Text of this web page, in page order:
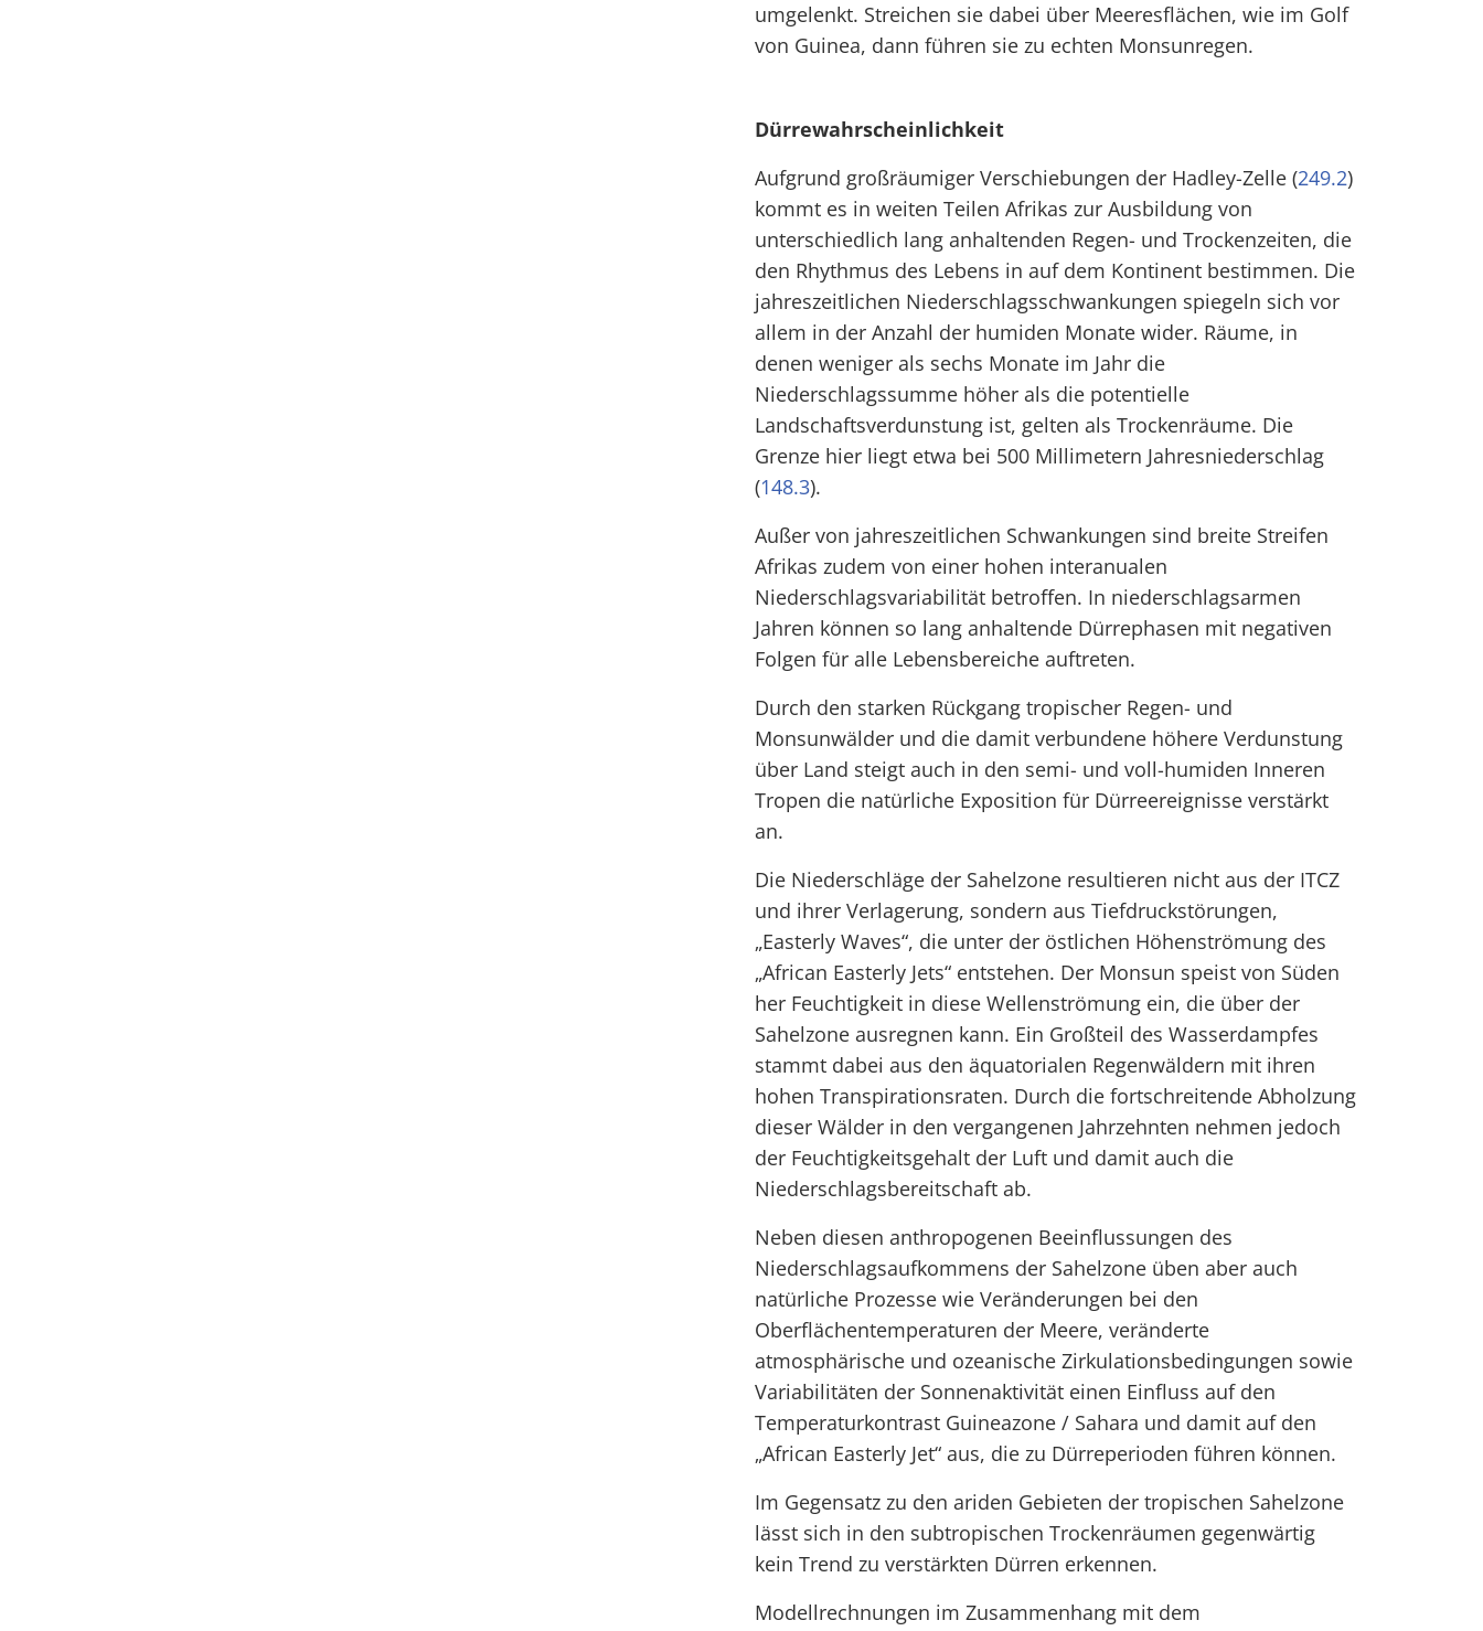
umgelenkt. Streichen sie dabei über Meeresflächen, wie im Golf
von Guinea, dann führen sie zu echten Monsunregen.
Dürrewahrscheinlichkeit
Aufgrund großräumiger Verschiebungen der Hadley-Zelle (249.2)
kommt es in weiten Teilen Afrikas zur Ausbildung von
unterschiedlich lang anhaltenden Regen- und Trockenzeiten, die
den Rhythmus des Lebens in auf dem Kontinent bestimmen. Die
jahreszeitlichen Niederschlagsschwankungen spiegeln sich vor
allem in der Anzahl der humiden Monate wider. Räume, in
denen weniger als sechs Monate im Jahr die
Niederschlagssumme höher als die potentielle
Landschaftsverdunstung ist, gelten als Trockenräume. Die
Grenze hier liegt etwa bei 500 Millimetern Jahresniederschlag
(148.3).
Außer von jahreszeitlichen Schwankungen sind breite Streifen
Afrikas zudem von einer hohen interanualen
Niederschlagsvariabilität betroffen. In niederschlagsarmen
Jahren können so lang anhaltende Dürrephasen mit negativen
Folgen für alle Lebensbereiche auftreten.
Durch den starken Rückgang tropischer Regen- und
Monsunwälder und die damit verbundene höhere Verdunstung
über Land steigt auch in den semi- und voll-humiden Inneren
Tropen die natürliche Exposition für Dürreereignisse verstärkt
an.
Die Niederschläge der Sahelzone resultieren nicht aus der ITCZ
und ihrer Verlagerung, sondern aus Tiefdruckstörungen,
„Easterly Waves“, die unter der östlichen Höhenströmung des
„African Easterly Jets“ entstehen. Der Monsun speist von Süden
her Feuchtigkeit in diese Wellenströmung ein, die über der
Sahelzone ausregnen kann. Ein Großteil des Wasserdampfes
stammt dabei aus den äquatorialen Regenwäldern mit ihren
hohen Transpirationsraten. Durch die fortschreitende Abholzung
dieser Wälder in den vergangenen Jahrzehnten nehmen jedoch
der Feuchtigkeitsgehalt der Luft und damit auch die
Niederschlagsbereitschaft ab.
Neben diesen anthropogenen Beeinflussungen des
Niederschlagsaufkommens der Sahelzone üben aber auch
natürliche Prozesse wie Veränderungen bei den
Oberflächentemperaturen der Meere, veränderte
atmosphärische und ozeanische Zirkulationsbedingungen sowie
Variabilitäten der Sonnenaktivität einen Einfluss auf den
Temperaturkontrast Guineazone / Sahara und damit auf den
„African Easterly Jet“ aus, die zu Dürreperioden führen können.
Im Gegensatz zu den ariden Gebieten der tropischen Sahelzone
lässt sich in den subtropischen Trockenräumen gegenwärtig
kein Trend zu verstärkten Dürren erkennen.
Modellrechnungen im Zusammenhang mit dem